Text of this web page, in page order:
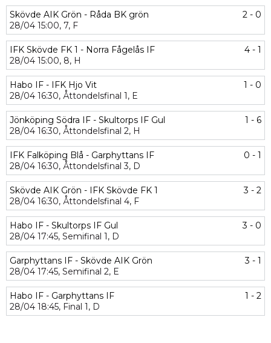
Skövde AIK Grön - Råda BK grön
2 - 0
28/04 15:00, 7, F
IFK Skövde FK 1 - Norra Fågelås IF
4 - 1
28/04 15:00, 8, H
Habo IF - IFK Hjo Vit
1 - 0
28/04 16:30, Åttondelsfinal 1, E
Jönköping Södra IF - Skultorps IF Gul
1 - 6
28/04 16:30, Åttondelsfinal 2, H
IFK Falköping Blå - Garphyttans IF
0 - 1
28/04 16:30, Åttondelsfinal 3, D
Skövde AIK Grön - IFK Skövde FK 1
3 - 2
28/04 16:30, Åttondelsfinal 4, F
Habo IF - Skultorps IF Gul
3 - 0
28/04 17:45, Semifinal 1, D
Garphyttans IF - Skövde AIK Grön
3 - 1
28/04 17:45, Semifinal 2, E
Habo IF - Garphyttans IF
1 - 2
28/04 18:45, Final 1, D